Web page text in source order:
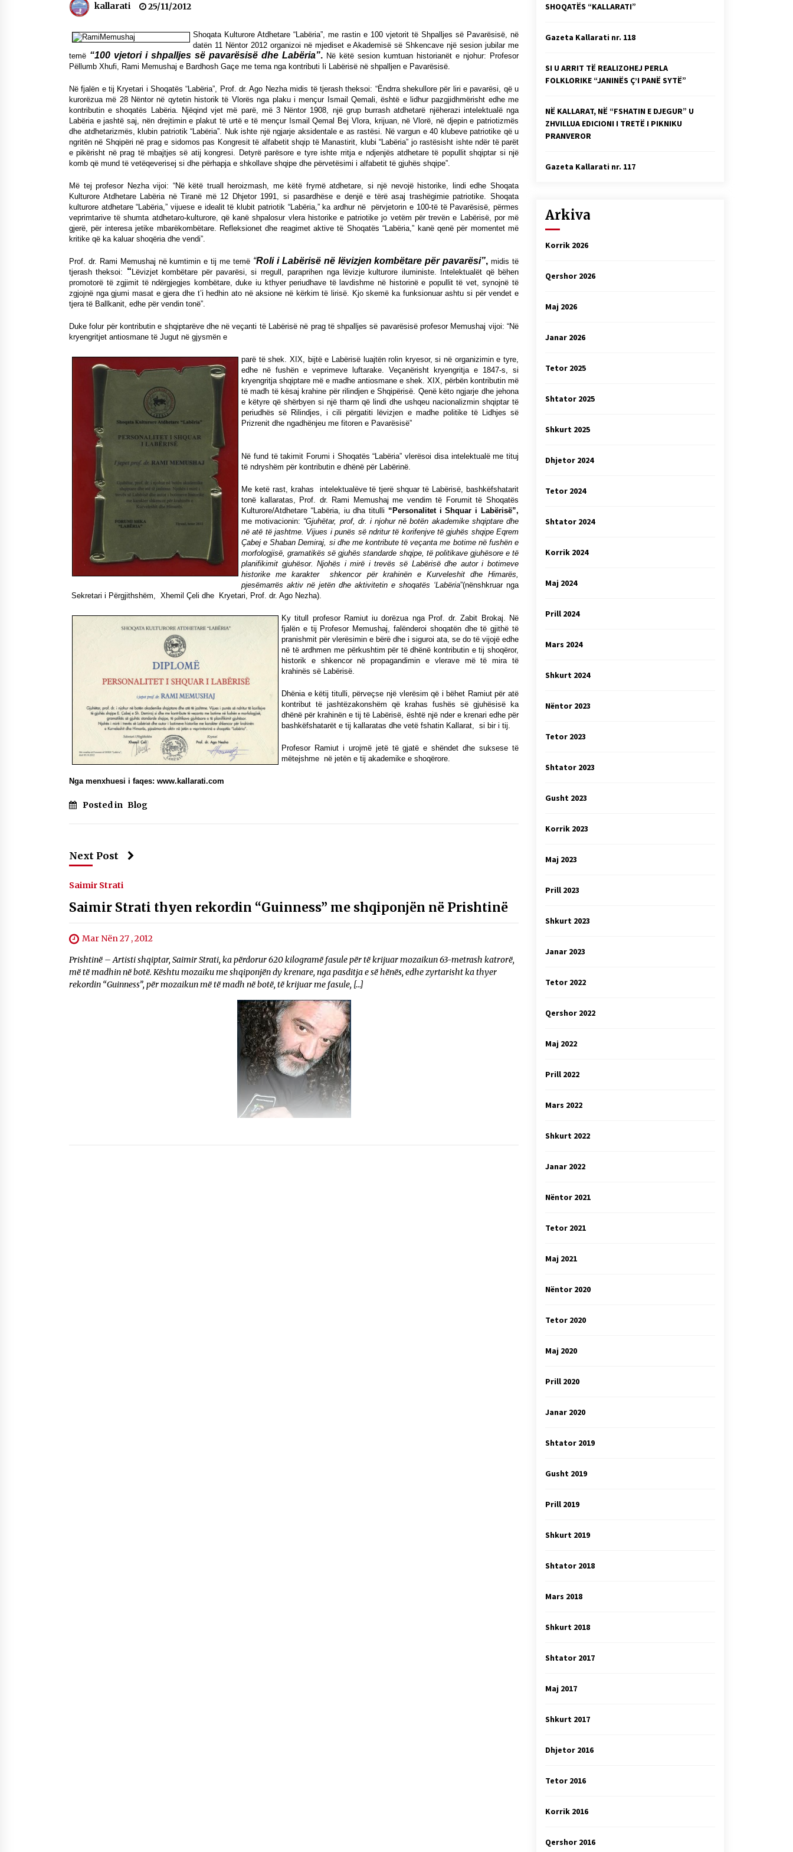
Mbi kockat e martirëve ngrihet
17/10/2025
Faksimilet e një 83 vjetori lufte:
04/10/2025
KALLARATI NË AKSIONET
VENDIT – NGA ÇIZE XHAFERAJ
22/09/2025
– ËNGJËLL HASIMAJ – “KUJTIMET E
MATEMATIKËS, POR EDHE SI NJË
BANOR I PËRKOHSHËM I TIJ”
12/09/2025
Gazeta Kallarati nr. 114
06/02/2025
kallarati 25/11/2012
Shoqata Kulturore Atdhetare “Labëria”, me rastin e 100 vjetorit të Shpalljes së Pavarësisë, në
datën 11 Nëntor 2012 organizoi në mjediset e Akademisë së Shkencave një sesion jubilar me
temë “100 vjetori i shpalljes së pavarësisë dhe Labëria”. Në këtë sesion kumtuan historianët e njohur: Profesor
Pëllumb Xhufi, Rami Memushaj e Bardhosh Gaçe me tema nga kontributi Ii Labërisë në shpalljen e Pavarësisë.
Në fjalën e tij Kryetari i Shoqatës “Labëria”, Prof. dr. Ago Nezha midis të tjerash theksoi: “Ëndrra shekullore për liri e pavarësi, që u
kurorëzua më 28 Nëntor në qytetin historik të Vlorës nga plaku i mençur Ismail Qemali, është e lidhur pazgjidhmërisht edhe me
kontributin e shoqatës Labëria. Njëqind vjet më parë, më 3 Nëntor 1908, një grup burrash atdhetarë njëherazi intelektualë nga
Labëria e jashtë saj, nën drejtimin e plakut të urtë e të mençur Ismail Qemal Bej Vlora, krijuan, në Vlorë, në djepin e patriotizmës
dhe atdhetarizmës, klubin patriotik “Labëria”. Nuk ishte një ngjarje aksidentale e as rastësi. Në vargun e 40 klubeve patriotike që u
ngritën në Shqipëri në prag e sidomos pas Kongresit të alfabetit shqip të Manastirit, klubi “Labëria” jo rastësisht ishte ndër të parët
e pikërisht në prag të mbajtjes së atij kongresi. Detyrë parësore e tyre ishte rritja e ndjenjës atdhetare të popullit shqiptar si një
komb që mund të vetëqeverisej si dhe përhapja e shkollave shqipe dhe përvetësimi i alfabetit të gjuhës shqipe”.
Më tej profesor Nezha vijoi: “Në këtë truall heroizmash, me këtë frymë atdhetare, si një nevojë historike, lindi edhe Shoqata
Kulturore Atdhetare Labëria në Tiranë më 12 Dhjetor 1991, si pasardhëse e denjë e tërë asaj trashëgimie patriotike. Shoqata
kulturore atdhetare “Labëria,” vijuese e idealit të klubit patriotik “Labëria,” ka ardhur në
përvjetorin e 100-të të Pavarësisë, përmes
veprimtarive të shumta atdhetaro-kulturore, që kanë shpalosur vlera historike e patriotike jo vetëm për trevën e Labërisë, por më
gjerë, për interesa jetike mbarëkombëtare. Refleksionet dhe reagimet aktive të Shoqatës “Labëria,” kanë qenë për momentet më
kritike që ka kaluar shoqëria dhe vendi”.
Prof. dr. Rami Memushaj në kumtimin e tij me temë “Roli i Labërisë në lëvizjen kombëtare për pavarësi”,midis të
tjerash theksoi: “ Lëvizjet kombëtare për pavarësi, si rregull, paraprihen nga lëvizje kulturore iluministe. Intelektualët që bëhen
promotorë të zgjimit të ndërgjegjes kombëtare, duke iu kthyer periudhave të lavdishme në historinë e popullit të vet, synojnë të
zgjojnë nga gjumi masat e gjera dhe t’i hedhin ato në aksione në kërkim të lirisë. Kjo skemë ka funksionuar ashtu si për vendet e
tjera të Ballkanit, edhe për vendin tonë”.
Duke folur për kontributin e shqiptarëve dhe në veçanti të Labërisë në prag të shpalljes së pavarësisë profesor Memushaj vijoi: “Në
kryengritjet antiosmane të Jugut në gjysmën e
parë të shek. XIX, bijtë e Labërisë luajtën rolin kryesor, si në organizimin e tyre,
edhe në fushën e veprimeve luftarake. Veçanërisht kryengritja e 1847-s, si
kryengritja shqiptare më e madhe antiosmane e shek. XIX, përbën kontributin më
të madh të kësaj krahine për rilindjen e Shqipërisë. Qenë këto ngjarje dhe jehona
e këtyre që shërbyen si një tharm që lindi dhe ushqeu nacionalizmin shqiptar të
periudhës së Rilindjes, i cili përgatiti lëvizjen e madhe politike të Lidhjes së
Prizrenit dhe ngadhënjeu me fitoren e Pavarësisë”
Në fund të takimit Forumi i Shoqatës “Labëria” vlerësoi disa intelektualë me tituj
të ndryshëm për kontributin e dhënë për Labërinë.
Me ketë rast, krahas intelektualëve të tjerë shquar të Labërisë, bashkëfshatarit
tonë kallaratas, Prof. dr. Rami Memushaj me vendim të Forumit të Shoqatës
Kulturore/Atdhetare “Labëria, iu dha titulli “Personalitet i Shquar i Labërisë”,
me motivacionin: “Gjuhëtar, prof, dr. i njohur në botën akademike shqiptare dhe
në atë të jashtme. Vijues i punës së ndritur të korifenjve të gjuhës shqipe Eqrem
Çabej e Shaban Demiraj, si dhe me kontribute të veçanta me botime në fushën e
morfologjisë, gramatikës së gjuhës standarde shqipe, të politikave gjuhësore e të
planifikimit gjuhësor. Njohës i mirë i trevës së Labërisë dhe autor i botimeve
historike me karakter shkencor për krahinën e Kurveleshit dhe Himarës,
pjesëmarrës aktiv në jetën dhe aktivitetin e shoqatës ‘Labëria”(nënshkruar nga
Sekretari i Përgjithshëm, Xhemil Çeli dhe Kryetari, Prof. dr. Ago Nezha).
Ky titull profesor Ramiut iu dorëzua nga Prof. dr. Zabit Brokaj. Në
fjalën e tij Profesor Memushaj, falënderoi shoqatën dhe të gjithë të
pranishmit për vlerësimin e bërë dhe i siguroi ata, se do të vijojë edhe
në të ardhmen me përkushtim për të dhënë kontributin e tij shoqëror,
historik e shkencor në propagandimin e vlerave më të mira të
krahinës së Labërisë.
Dhënia e këtij titulli, përveçse një vlerësim që i bëhet Ramiut për atë
kontribut të jashtëzakonshëm që krahas fushës së gjuhësisë ka
dhënë për krahinën e tij të Labërisë, është një nder e krenari edhe për
bashkëfshatarët e tij kallaratas dhe vetë fshatin Kallarat, si bir i tij.
Profesor Ramiut i urojmë jetë të gjatë e shëndet dhe suksese të
mëtejshme në jetën e tij akademike e shoqërore.
Nga menxhuesi i faqes: www.kallarati.com
Posted in Blog
Next Post
Saimir Strati
Saimir Strati thyen rekordin “Guinness” me shqiponjën në Prishtinë
Mar Nën 27 , 2012
Prishtinë – Artisti shqiptar, Saimir Strati, ka përdorur 620 kilogramë fasule për të krijuar mozaikun 63-metrash katrorë,
më të madhin në botë. Kështu mozaiku me shqiponjën dy krenare, nga pasditja e së hënës, edhe zyrtarisht ka thyer
rekordin “Guinness”, për mozaikun më të madh në botë, të krijuar me fasule, […]
SHOQATËS “KALLARATI”
Gazeta Kallarati nr. 118
SI U ARRIT TË REALIZOHEJ PERLA
FOLKLORIKE “JANINËS Ç’I PANË SYTË”
NË KALLARAT, NË “FSHATIN E DJEGUR” U
ZHVILLUA EDICIONI I TRETË I PIKNIKU
PRANVEROR
Gazeta Kallarati nr. 117
Arkiva
Korrik 2026
Qershor 2026
Maj 2026
Janar 2026
Tetor 2025
Shtator 2025
Shkurt 2025
Dhjetor 2024
Tetor 2024
Shtator 2024
Korrik 2024
Maj 2024
Prill 2024
Mars 2024
Shkurt 2024
Nëntor 2023
Tetor 2023
Shtator 2023
Gusht 2023
Korrik 2023
Maj 2023
Prill 2023
Shkurt 2023
Janar 2023
Tetor 2022
Qershor 2022
Maj 2022
Prill 2022
Mars 2022
Shkurt 2022
Janar 2022
Nëntor 2021
Tetor 2021
Maj 2021
Nëntor 2020
Tetor 2020
Maj 2020
Prill 2020
Janar 2020
Shtator 2019
Gusht 2019
Prill 2019
Shkurt 2019
Shtator 2018
Mars 2018
Shkurt 2018
Shtator 2017
Maj 2017
Shkurt 2017
Dhjetor 2016
Tetor 2016
Korrik 2016
Qershor 2016